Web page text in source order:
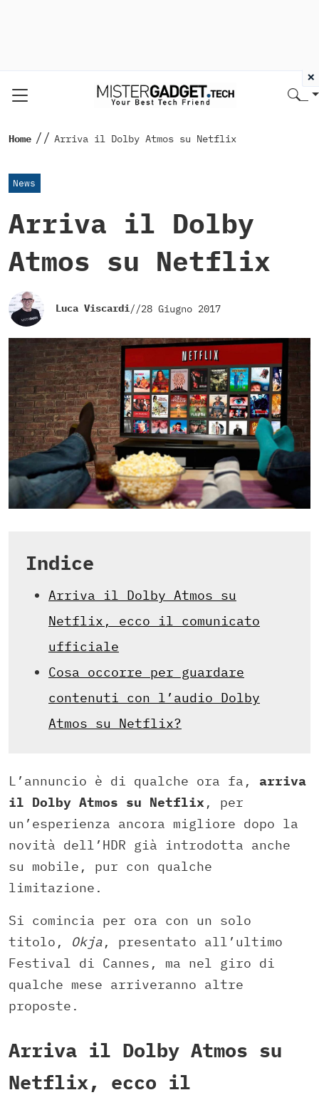
Home // Arriva il Dolby Atmos su Netflix
News
Arriva il Dolby
Atmos su Netflix
Luca Viscardi//28 Giugno 2017
Indice
Arriva il Dolby Atmos su
Netflix, ecco il comunicato
ufficiale
Cosa occorre per guardare
contenuti con l’audio Dolby
Atmos su Netflix?
L’annuncio è di qualche ora fa, arriva
il Dolby Atmos su Netflix , per
un’esperienza ancora migliore dopo la
novità dell’HDR già introdotta anche
su mobile, pur con qualche
limitazione.
Si comincia per ora con un solo
titolo, Okja, presentato all’ultimo
Festival di Cannes, ma nel giro di
qualche mese arriveranno altre
proposte.
Arriva il Dolby Atmos su
Netflix, ecco il
×